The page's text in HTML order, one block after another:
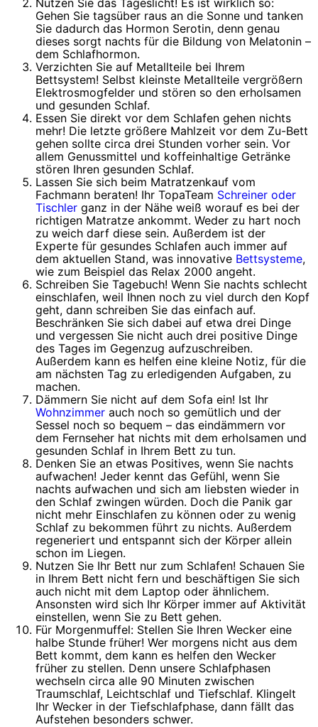
Gehen Sie tagsüber raus an die Sonne und tanken
Sie dadurch das Hormon Serotin, denn genau
dieses sorgt nachts für die Bildung von Melatonin –
dem Schlafhormon.
Verzichten Sie auf Metallteile bei Ihrem
Bettsystem! Selbst kleinste Metallteile vergrößern
Elektrosmogfelder und stören so den erholsamen
und gesunden Schlaf.
Essen Sie direkt vor dem Schlafen gehen nichts
mehr! Die letzte größere Mahlzeit vor dem Zu-Bett
gehen sollte circa drei Stunden vorher sein. Vor
allem Genussmittel und koffeinhaltige Getränke
stören Ihren gesunden Schlaf.
Lassen Sie sich beim Matratzenkauf vom
Fachmann beraten! Ihr TopaTeam Schreiner oder
Tischler ganz in der Nähe weiß worauf es bei der
richtigen Matratze ankommt. Weder zu hart noch
zu weich darf diese sein. Außerdem ist der
Experte für gesundes Schlafen auch immer auf
dem aktuellen Stand, was innovative Bettsysteme,
wie zum Beispiel das Relax 2000 angeht.
Schreiben Sie Tagebuch! Wenn Sie nachts schlecht
einschlafen, weil Ihnen noch zu viel durch den Kopf
geht, dann schreiben Sie das einfach auf.
Beschränken Sie sich dabei auf etwa drei Dinge
und vergessen Sie nicht auch drei positive Dinge
des Tages im Gegenzug aufzuschreiben.
Außerdem kann es helfen eine kleine Notiz, für die
am nächsten Tag zu erledigenden Aufgaben, zu
machen.
Dämmern Sie nicht auf dem Sofa ein! Ist Ihr
Wohnzimmer auch noch so gemütlich und der
Sessel noch so bequem – das eindämmern vor
dem Fernseher hat nichts mit dem erholsamen und
gesunden Schlaf in Ihrem Bett zu tun.
Denken Sie an etwas Positives, wenn Sie nachts
aufwachen! Jeder kennt das Gefühl, wenn Sie
nachts aufwachen und sich am liebsten wieder in
den Schlaf zwingen würden. Doch die Panik gar
nicht mehr Einschlafen zu können oder zu wenig
Schlaf zu bekommen führt zu nichts. Außerdem
regeneriert und entspannt sich der Körper allein
schon im Liegen.
Nutzen Sie Ihr Bett nur zum Schlafen! Schauen Sie
in Ihrem Bett nicht fern und beschäftigen Sie sich
auch nicht mit dem Laptop oder ähnlichem.
Ansonsten wird sich Ihr Körper immer auf Aktivität
einstellen, wenn Sie zu Bett gehen.
Für Morgenmuffel: Stellen Sie Ihren Wecker eine
halbe Stunde früher! Wer morgens nicht aus dem
Bett kommt, dem kann es helfen den Wecker
früher zu stellen. Denn unsere Schlafphasen
wechseln circa alle 90 Minuten zwischen
Traumschlaf, Leichtschlaf und Tiefschlaf. Klingelt
Ihr Wecker in der Tiefschlafphase, dann fällt das
Aufstehen besonders schwer.